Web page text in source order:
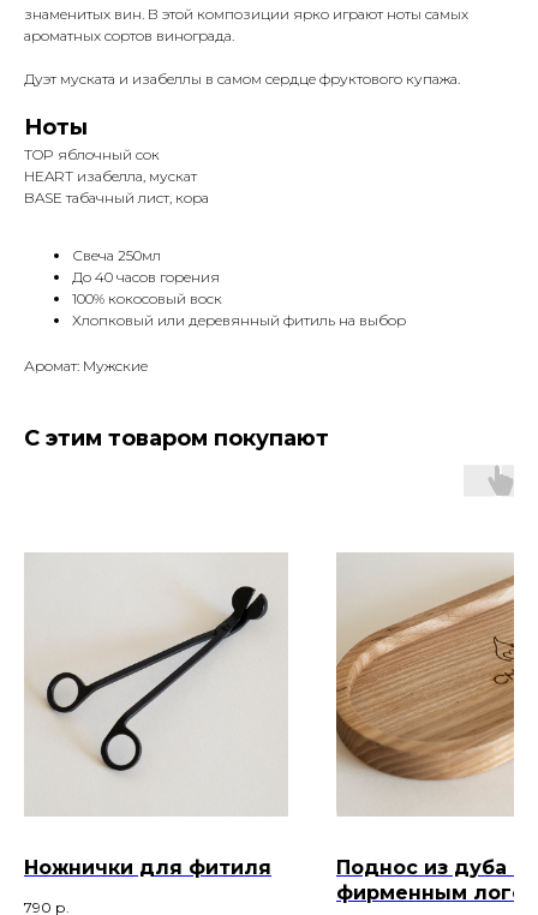
знаменитых вин. В этой композиции ярко играют ноты самых
ароматных сортов винограда.
Дуэт муската и изабеллы в самом сердце фруктового купажа.
Ноты
TOP яблочный сок
HEART изабелла, мускат
BASE табачный лист, кора
Свеча 250мл
До 40 часов горения
100% кокосовый воск
Хлопковый или деревянный фитиль на выбор
Аромат: Мужские
С этим товаром покупают
Ножнички для фитиля
790 р.
Поднос из дуба с
фирменным лого